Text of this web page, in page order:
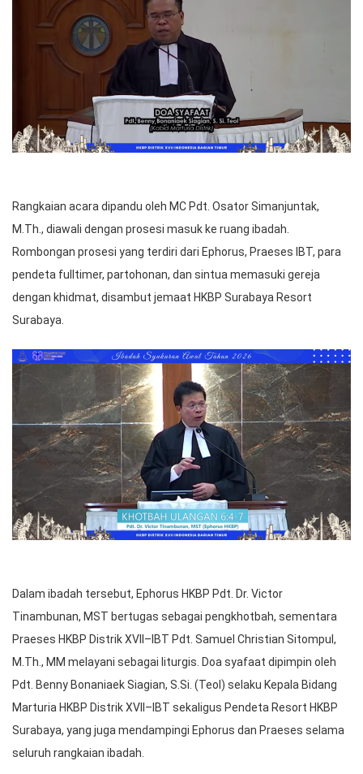
Rangkaian acara dipandu oleh MC Pdt. Osator Simanjuntak,
M.Th., diawali dengan prosesi masuk ke ruang ibadah.
Rombongan prosesi yang terdiri dari Ephorus, Praeses IBT, para
pendeta fulltimer, partohonan, dan sintua memasuki gereja
dengan khidmat, disambut jemaat HKBP Surabaya Resort
Surabaya.
Dalam ibadah tersebut, Ephorus HKBP Pdt. Dr. Victor
Tinambunan, MST bertugas sebagai pengkhotbah, sementara
Praeses HKBP Distrik XVII–IBT Pdt. Samuel Christian Sitompul,
M.Th., MM melayani sebagai liturgis. Doa syafaat dipimpin oleh
Pdt. Benny Bonaniaek Siagian, S.Si. (Teol) selaku Kepala Bidang
Marturia HKBP Distrik XVII–IBT sekaligus Pendeta Resort HKBP
Surabaya, yang juga mendampingi Ephorus dan Praeses selama
seluruh rangkaian ibadah.